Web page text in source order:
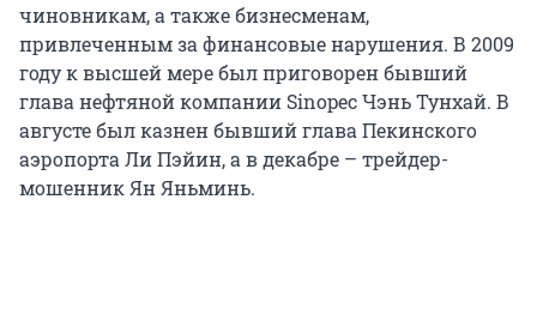
чиновникам, а также бизнесменам,
привлеченным за финансовые нарушения. В 2009
году к высшей мере был приговорен бывший
глава нефтяной компании Sinopec Чэнь Тунхай. В
августе был казнен бывший глава Пекинского
аэропорта Ли Пэйин, а в декабре – трейдер-
мошенник Ян Яньминь.